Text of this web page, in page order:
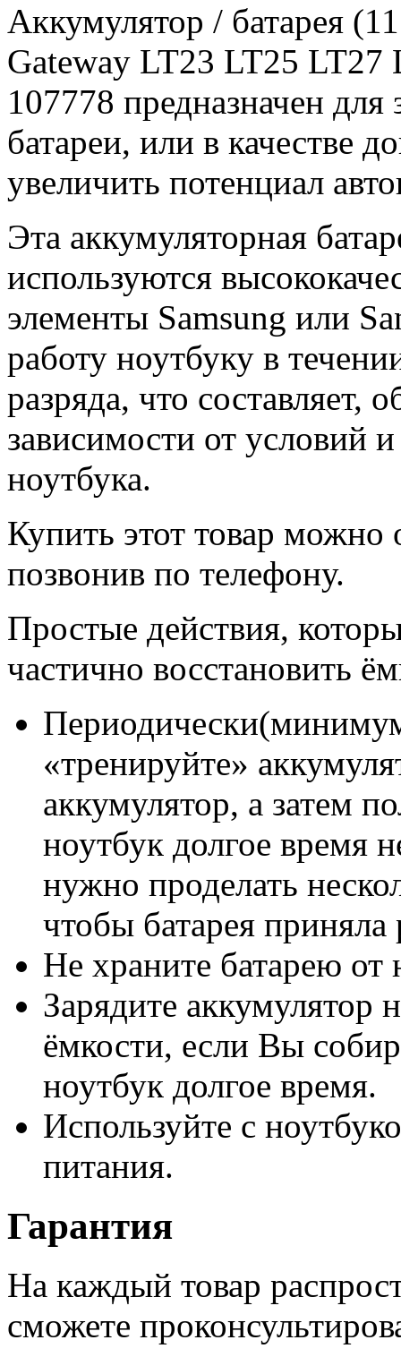
Аккумулятор / батарея
Gateway LT23 LT25
107778 предназначен
батареи, или в качестве
увеличить потенциал
Эта аккумуляторная
используются
элементы Samsung или
работу ноутбуку в
разряда, что составляет,
зависимости от условий
ноутбука.
Купить этот товар можно
позвонив по телефону.
Простые действия,
частично восстановить
«тренируйте»
аккумулятор, а затем
ноутбук долгое время
нужно проделать
чтобы батарея
Не храните батарею от
Зарядите аккумулятор
ёмкости, если Вы
ноутбук долгое время.
Используйте с
питания.
Гарантия
На каждый товар
сможете